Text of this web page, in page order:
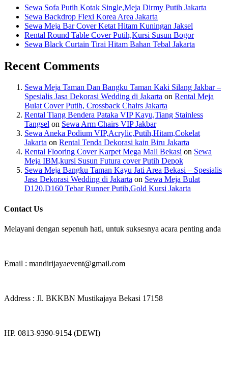
Sewa Sofa Putih Kotak Single,Meja Dirmy Putih Jakarta
Sewa Backdrop Flexi Korea Area Jakarta
Sewa Meja Bar Cover Ketat Hitam Kuningan Jaksel
Rental Round Table Cover Putih,Kursi Susun Bogor
Sewa Black Curtain Tirai Hitam Bahan Tebal Jakarta
Recent Comments
Sewa Meja Taman Dan Bangku Taman Kaki Silang Jakbar –
Spesialis Jasa Dekorasi Wedding di Jakarta on Rental Meja
Bulat Cover Putih, Crossback Chairs Jakarta
Rental Tiang Bendera Pataka VIP Kayu,Tiang Stainless
Tangsel on Sewa Arm Chairs VIP Jakbar
Sewa Aneka Podium VIP,Acrylic,Putih,Hitam,Cokelat
Jakarta on Rental Tenda Dekorasi kain Biru Jakarta
Rental Flooring Cover Karpet Mega Mall Bekasi on Sewa
Meja IBM,kursi Susun Futura cover Putih Depok
Sewa Meja Bangku Taman Kayu Jati Area Bekasi – Spesialis
Jasa Dekorasi Wedding di Jakarta on Sewa Meja Bulat
D120,D160 Tebar Runner Putih,Gold Kursi Jakarta
Contact Us
Melayani dengan sepenuh hati, untuk suksesnya acara penting anda
Email : mandirijayaevent@gmail.com
Address : Jl. BKKBN Mustikajaya Bekasi 17158
HP. 0813-9390-9154 (DEWI)